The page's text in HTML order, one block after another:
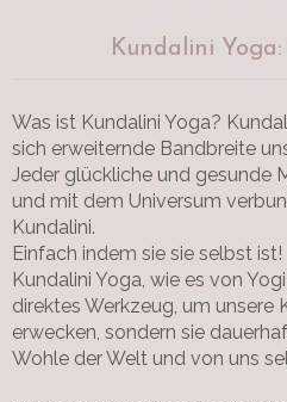
Kundalini Yoga:
Was ist Kundalini Yoga?
sich erweiternde Bandbreite
Jeder glückliche und gesunde
und mit dem Universum
Kundalini.
Einfach indem sie sie selbst ist!
Kundalini Yoga, wie es von
direktes Werkzeug, um unsere
erwecken, sondern sie
Wohle der Welt und von uns